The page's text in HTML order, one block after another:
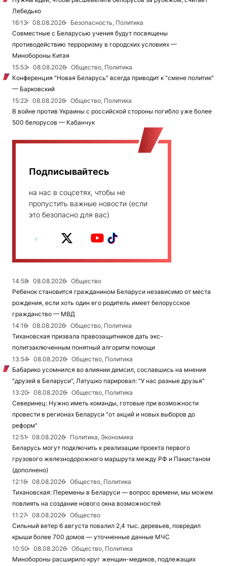
Лебедько
16:13
08.08.2026
Безопасность, Политика
Совместные с Беларусью учения будут посвящены
противодействию терроризму в городских условиях —
Минобороны Китая
15:53
08.08.2026
Общество, Политика
Конференция "Новая Беларусь" всегда приводит к "смене политик"
— Барковский
15:22
08.08.2026
Общество, Политика
В войне против Украины с российской стороны погибло уже более
500 белорусов — Кабанчук
Подписывайтесь
на нас в соцсетях, чтобы не
пропустить важные новости (если
это безопасно для вас)
14:58 08.08.2026
Общество
Ребенок становится гражданином Беларуси независимо от места
рождения, если хоть один его родитель имеет белорусское
гражданство — МВД
14:16
08.08.2026
Общество, Политика
Тихановская призвала правозащитников дать экс-
политзаключенным понятный алгоритм помощи
13:54
08.08.2026
Общество, Политика
Бабарико усомнился во влиянии демсил, сославшись на мнения
"друзей в Беларуси", Латушко парировал: "У нас разные друзья"
13:20
08.08.2026
Общество, Политика
Северинец: Нужно иметь команды, готовые при возможности
провести в регионах Беларуси "от акций и новых выборов до
реформ"
12:51
08.08.2026
Политика, Экономика
Беларусь могут подключить к реализации проекта первого
грузового железнодорожного маршрута между РФ и Пакистаном
(дополнено)
12:16
08.08.2026
Общество, Политика
Тихановская: Перемены в Беларуси — вопрос времени, мы можем
повлиять на создание нового окна возможностей
11:27
08.08.2026
Общество
Сильный ветер 6 августа повалил 2,4 тыс. деревьев, повредил
крыши более 700 домов — уточненные данные МЧС
10:50
08.08.2026
Общество, Политика
Минобороны расширило круг женщин-медиков, подлежащих